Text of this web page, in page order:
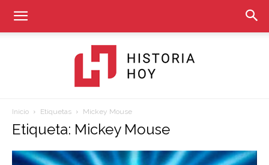
Inicio Etiquetas Mickey Mouse
Etiqueta: Mickey Mouse